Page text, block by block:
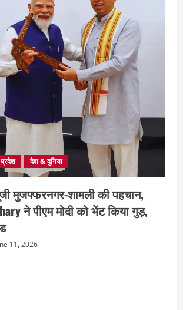
प्रदेश देश & दुनिया
मुजफ्फरनगर-शामली की पहचान,
ने पीएम मोदी को भेंट किया गुड़,
11, 2026